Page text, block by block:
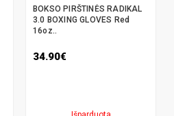
BOKSO PIRŠTINĖS RADIKAL
3.0 BOXING GLOVES Red
16oz..
34.90€